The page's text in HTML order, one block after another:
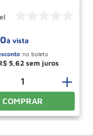
à vista
5,62
＋
COMPRAR